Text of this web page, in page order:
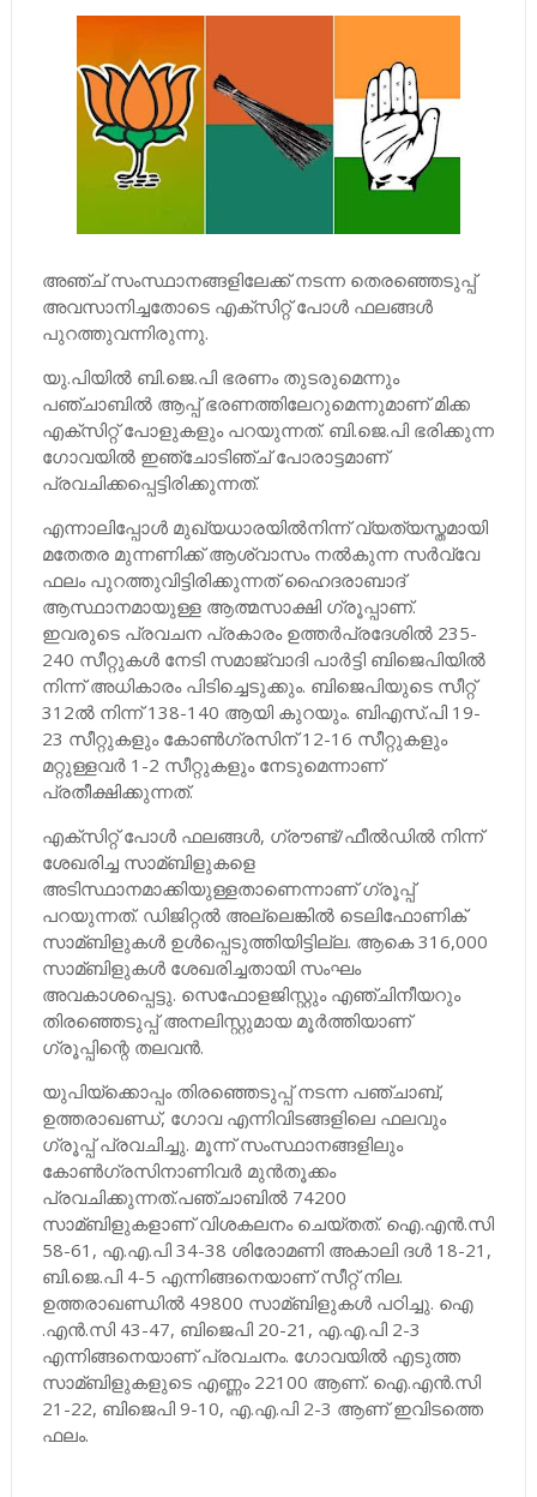
അഞ്ച് സംസ്ഥാനങ്ങളിലേക്ക് നടന്ന തെരഞ്ഞെടുപ്പ്
അവസാനിച്ചതോടെ എക്സിറ്റ് പോള്‍ ഫലങ്ങള്‍
പുറത്തുവന്നിരുന്നു.
യു.പിയില്‍ ബി.ജെ.പി ഭരണം തുടരുമെന്നും
പഞ്ചാബില്‍ ആപ്പ്​ ഭരണത്തിലേറുമെന്നുമാണ്​ മിക്ക
എക്സിറ്റ്​ പോളുകളും പറയുന്നത്. ബി.ജെ.പി ഭരിക്കുന്ന
ഗോവയില്‍ ഇഞ്ചോടിഞ്ച്​ പോരാട്ടമാണ്
പ്രവചിക്കപ്പെട്ടിരിക്കുന്നത്​.
എന്നാലിപ്പോള്‍ മുഖ്യധാരയില്‍നിന്ന് വ്യത്യസ്തമായി
മതേതര മുന്നണിക്ക് ആശ്വാസം നല്‍കുന്ന സര്‍വ്വേ
ഫലം പുറത്തുവിട്ടിരിക്കുന്നത് ഹൈദരാബാദ്
ആസ്ഥാനമായുള്ള ആത്മസാക്ഷി ഗ്രൂപ്പാണ്.
ഇവരുടെ പ്രവചന പ്രകാരം ഉത്തര്‍പ്രദേശില്‍ 235-
240 സീറ്റുകള്‍ നേടി സമാജ്‌വാദി പാര്‍ട്ടി ബിജെപിയില്‍
നിന്ന് അധികാരം പിടിച്ചെടുക്കും. ബിജെപിയുടെ സീറ്റ്
312ല്‍ നിന്ന് 138-140 ആയി കുറയും. ബിഎസ്.പി 19-
23 സീറ്റുകളും കോണ്‍ഗ്രസിന് 12-16 സീറ്റുകളും
മറ്റുള്ളവര്‍ 1-2 സീറ്റുകളും നേടുമെന്നാണ്
പ്രതീക്ഷിക്കുന്നത്.
എക്‌സിറ്റ് പോള്‍ ഫലങ്ങള്‍, ഗ്രൗണ്ട്/ഫീല്‍ഡില്‍ നിന്ന്
ശേഖരിച്ച സാമ്ബിളുകളെ
അടിസ്ഥാനമാക്കിയുള്ളതാണെന്നാണ് ഗ്രൂപ്പ്
പറയുന്നത്. ഡിജിറ്റല്‍ അല്ലെങ്കില്‍ ടെലിഫോണിക്
സാമ്ബിളുകള്‍ ഉള്‍പ്പെടുത്തിയിട്ടില്ല. ആകെ 316,000
സാമ്ബിളുകള്‍ ശേഖരിച്ചതായി സംഘം
അവകാശപ്പെട്ടു. സെഫോളജിസ്റ്റും എഞ്ചിനീയറും
തിരഞ്ഞെടുപ്പ് അനലിസ്റ്റുമായ മൂര്‍ത്തിയാണ്
ഗ്രൂപ്പിന്റെ തലവന്‍.
യുപിയ്‌ക്കൊപ്പം തിരഞ്ഞെടുപ്പ് നടന്ന പഞ്ചാബ്,
ഉത്തരാഖണ്ഡ്, ഗോവ എന്നിവിടങ്ങളിലെ ഫലവും
ഗ്രൂപ്പ് പ്രവചിച്ചു. മൂന്ന് സംസ്ഥാനങ്ങളിലും
കോണ്‍ഗ്രസിനാണിവര്‍ മുന്‍തൂക്കം
പ്രവചിക്കുന്നത്.പഞ്ചാബില്‍ 74200
സാമ്ബിളുകളാണ് വിശകലനം ചെയ്തത്. ഐ​.എന്‍.സി
58-61, എ.എ.പി 34-38 ശിരോമണി അകാലി ദള്‍ 18-21,
ബി.ജെ.പി 4-5 എന്നിങ്ങനെയാണ് സീറ്റ് നില.
ഉത്തരാഖണ്ഡില്‍ 49800 സാമ്ബിളുകള്‍ പഠിച്ചു. ഐ​
.എന്‍.സി 43-47, ബിജെപി 20-21, എ.എ.പി 2-3
എന്നിങ്ങനെയാണ് പ്രവചനം. ഗോവയില്‍ എടുത്ത
സാമ്ബിളുകളുടെ എണ്ണം 22100 ആണ്. ഐ​.എന്‍.സി
21-22, ബിജെപി 9-10, എ.എ.പി 2-3 ആണ് ഇവിടത്തെ
ഫലം.